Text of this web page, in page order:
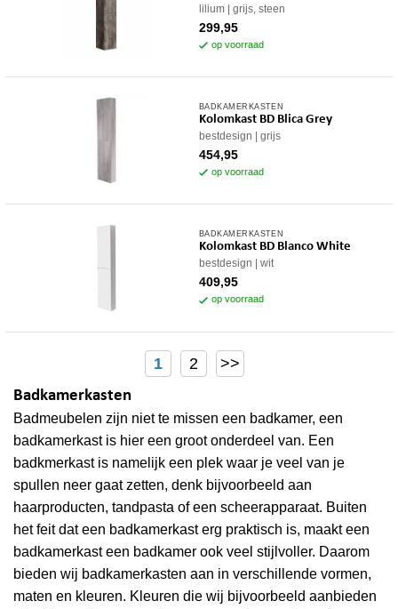
lilium grijs, steen
299,95
op voorraad
BADKAMERKASTEN
Kolomkast BD Blica Grey
bestdesign grijs
454,95
op voorraad
BADKAMERKASTEN
Kolomkast BD Blanco White
bestdesign wit
409,95
op voorraad
1 2 >>
Badkamerkasten
Badmeubelen zijn niet te missen een badkamer, een
badkamerkast is hier een groot onderdeel van. Een
badkmerkast is namelijk een plek waar je veel van je
spullen neer gaat zetten, denk bijvoorbeeld aan
haarproducten, tandpasta of een scheerapparaat. Buiten
het feit dat een badkamerkast erg praktisch is, maakt een
badkamerkast een badkamer ook veel stijlvoller. Daarom
bieden wij badkamerkasten aan in verschillende vormen,
maten en kleuren. Kleuren die wij bijvoorbeeld aanbieden